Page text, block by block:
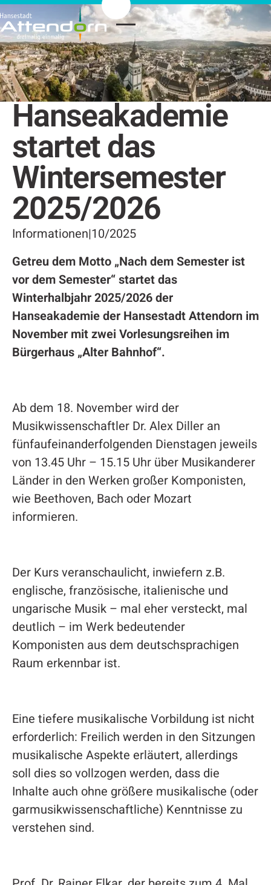
Hanseakademie
startet das
Wintersemester
2025/2026
Informationen|10/2025
Getreu dem Motto „Nach dem Semester ist
vor dem Semester“ startet das
Winterhalbjahr 2025/2026 der
Hanseakademie der Hansestadt Attendorn im
November mit zwei Vorlesungsreihen im
Bürgerhaus „Alter Bahnhof“.
Ab dem 18. November wird der
Musikwissenschaftler Dr. Alex Diller an
fünfaufeinanderfolgenden Dienstagen jeweils
von 13.45 Uhr – 15.15 Uhr über Musikanderer
Länder in den Werken großer Komponisten,
wie Beethoven, Bach oder Mozart
informieren.
Der Kurs veranschaulicht, inwiefern z.B.
englische, französische, italienische und
ungarische Musik – mal eher versteckt, mal
deutlich – im Werk bedeutender
Komponisten aus dem deutschsprachigen
Raum erkennbar ist.
Eine tiefere musikalische Vorbildung ist nicht
erforderlich: Freilich werden in den Sitzungen
musikalische Aspekte erläutert, allerdings
soll dies so vollzogen werden, dass die
Inhalte auch ohne größere musikalische (oder
garmusikwissenschaftliche) Kenntnisse zu
verstehen sind.